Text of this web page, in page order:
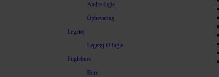
Andre fugle
Opbevaring
Legetøj
Legetøj til fugle
Fuglebure
Bure